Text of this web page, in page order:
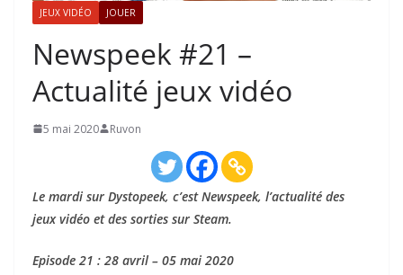
JEUX VIDÉO JOUER
Newspeek #21 –
Actualité jeux vidéo
5 mai 2020 Ruvon
Le mardi sur Dystopeek, c’est Newspeek, l’actualité des
jeux vidéo et des sorties sur Steam.
Episode 21 : 28 avril – 05 mai 2020